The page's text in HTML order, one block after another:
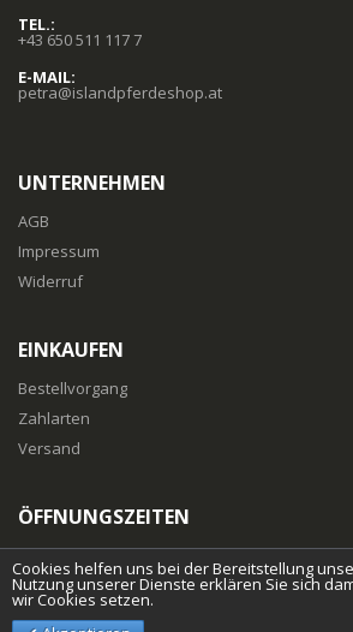
TEL.:
+43 650 511 117 7
E-MAIL:
petra@islandpferdeshop.at
UNTERNEHMEN
AGB
Impressum
Widerruf
EINKAUFEN
Bestellvorgang
Zahlarten
Versand
ÖFFNUNGSZEITEN
Mo-Fr : 10:00 bis 18:00 Uhr
Cookies helfen uns bei der Bereitstellung
Nutzung unserer Dienste erklären Sie sich
wir Cookies setzen.